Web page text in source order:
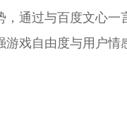
通过与百度文心一
戏自由度与用户情